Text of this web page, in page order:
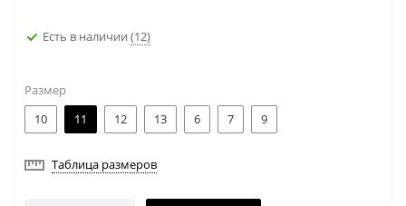
Есть в наличии (12)
Размер
10
11 12 13 6 7 9
Таблица размеров